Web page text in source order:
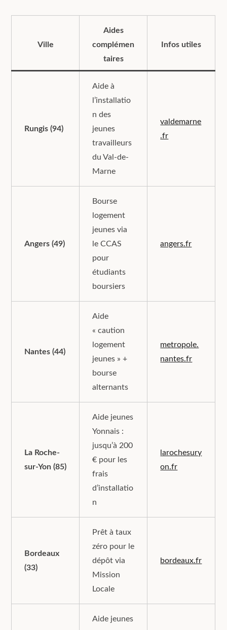
Ville
Aides
complémen
taires
Infos utiles
Rungis (94)
Aide à
l’installatio
n des
jeunes
travailleurs
du Val-de-
Marne
valdemarne
.fr
Angers (49)
Bourse
logement
jeunes via
le CCAS
pour
étudiants
boursiers
angers.fr
Nantes (44)
Aide
« caution
logement
jeunes » +
bourse
alternants
metropole.
nantes.fr
La Roche-
sur-Yon (85)
Aide jeunes
Yonnais :
jusqu’à 200
€ pour les
frais
d’installatio
n
larochesury
on.fr
Bordeaux
(33)
Prêt à taux
zéro pour le
dépôt via
Mission
Locale
bordeaux.fr
Aide jeunes